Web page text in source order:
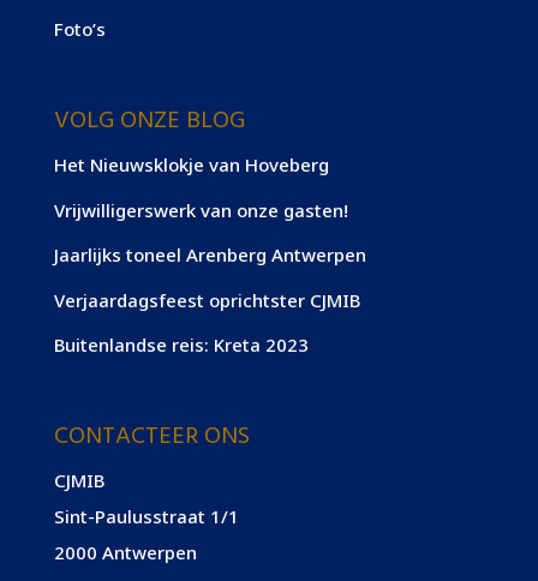
Foto’s
VOLG ONZE BLOG
Het Nieuwsklokje van Hoveberg
Vrijwilligerswerk van onze gasten!
Jaarlijks toneel Arenberg Antwerpen
Verjaardagsfeest oprichtster CJMIB
Buitenlandse reis: Kreta 2023
CONTACTEER ONS
CJMIB
Sint-Paulusstraat 1/1
2000 Antwerpen